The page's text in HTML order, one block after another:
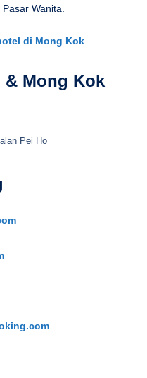
Wanita.
di Mong Kok
& Mong Kok
Pei Ho